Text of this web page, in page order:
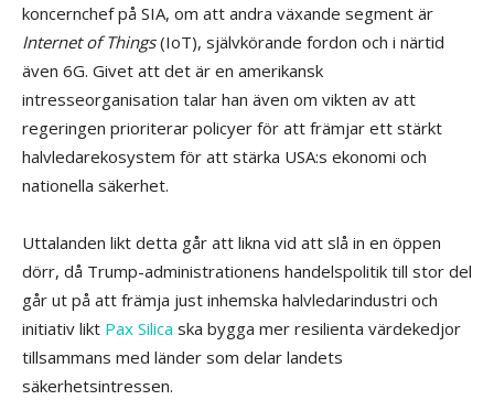
koncernchef på SIA, om att andra växande segment är
Internet of Things(IoT), självkörande fordon och i närtid
även 6G. Givet att det är en amerikansk
intresseorganisation talar han även om vikten av att
regeringen prioriterar policyer för att främjar ett stärkt
halvledarekosystem för att stärka USA:s ekonomi och
nationella säkerhet.
Uttalanden likt detta går att likna vid att slå in en öppen
dörr, då Trump-administrationens handelspolitik till stor del
går ut på att främja just inhemska halvledarindustri och
initiativ likt Pax Silica ska bygga mer resilienta värdekedjor
tillsammans med länder som delar landets
säkerhetsintressen.